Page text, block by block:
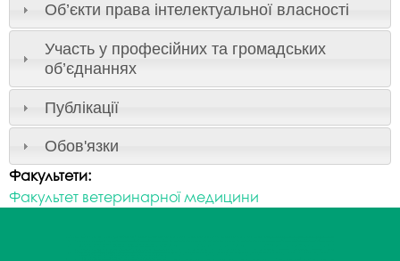
Об’єкти права інтелектуальної власності
Участь у професійних та громадських
об’єднаннях
Публікації
Обов'язки
Факультети:
Факультет ветеринарної медицини